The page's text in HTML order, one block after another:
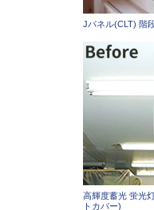
Jパネル(CLT) 階
高輝度蓄光 蛍光
トカバー)